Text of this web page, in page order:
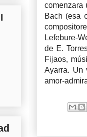
comenzara
Bach (esa
Lefebure-
de E.
Fijaos,
Ayarra. Un
amor-